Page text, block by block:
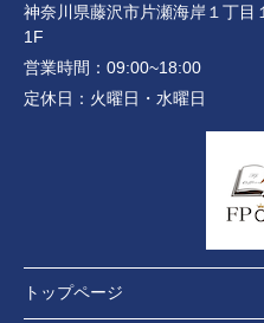
神奈川県藤沢市片瀬海岸１丁目
1F
営業時間： 09:00~18:00
定休日： 火曜日・水曜日
トップページ